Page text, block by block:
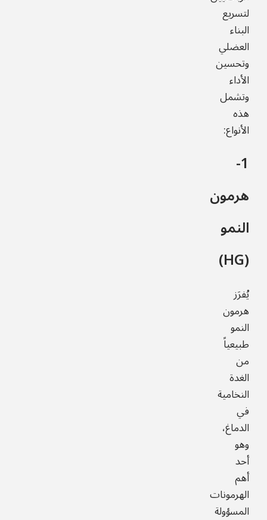
لتسريع
البناء
العضلي
وتحسين
الأداء
وتشمل
هذه
الأنواع:
1-
هرمون
النمو
(HG)
يُفرَز
هرمون
النمو
طبيعياً
من
الغدة
النخامية
في
الدماغ،
وهو
أحد
أهم
الهرمونات
المسؤولة